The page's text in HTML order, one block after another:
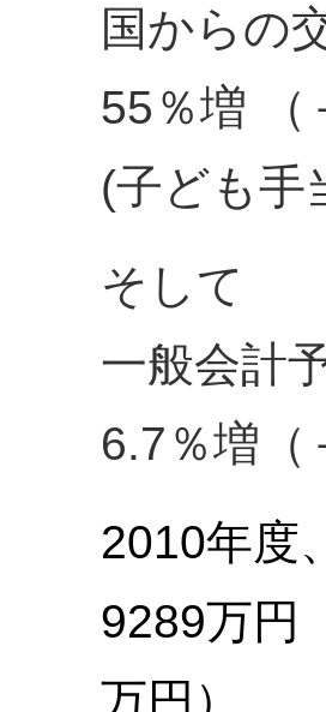
国からの
55％増 （
(子ども手
そして
一般会計
6.7％増（
2010年度
9289万円
万円）